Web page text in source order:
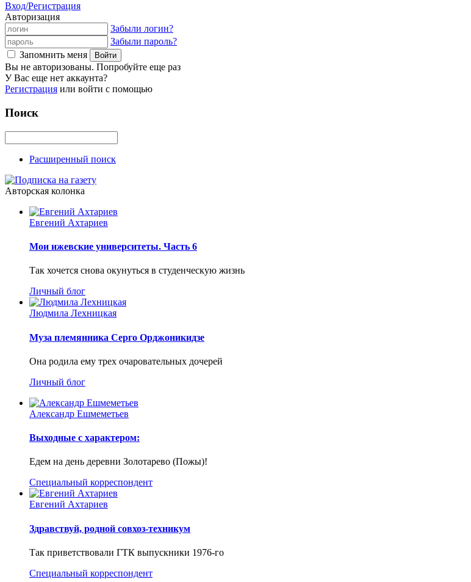
Вход/Регистрация
Авторизация
Забыли логин?
Забыли пароль?
Запомнить меня
Вы не авторизованы. Попробуйте еще раз
У Вас еще нет аккаунта?
Регистрация или войти с помощью
Поиск
Расширенный поиск
Авторская колонка
Евгений Ахтариев
Мои ижевские университеты. Часть 6
Так хочется снова окунуться в студенческую жизнь
Личный блог
Людмила Лехницкая
Муза племянника Серго Орджоникидзе
Она родила ему трех очаровательных дочерей
Личный блог
Александр Ешмеметьев
Выходные с характером:
Едем на день деревни Золотарево (Пожы)!
Специальный корреспондент
Евгений Ахтариев
Здравствуй, родной совхоз-техникум
Так приветствовали ГТК выпускники 1976-го
Специальный корреспондент